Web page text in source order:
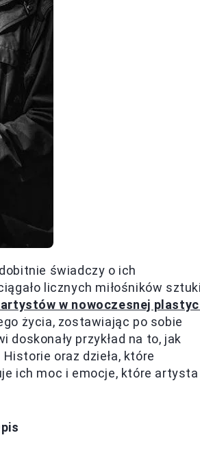
świadczy o ich
licznych miłośników
artystów w nowoczesnej
życia, zostawiając po sobie
przykład na to, jak
oraz dzieła, które
ich moc i emocje, które artysta